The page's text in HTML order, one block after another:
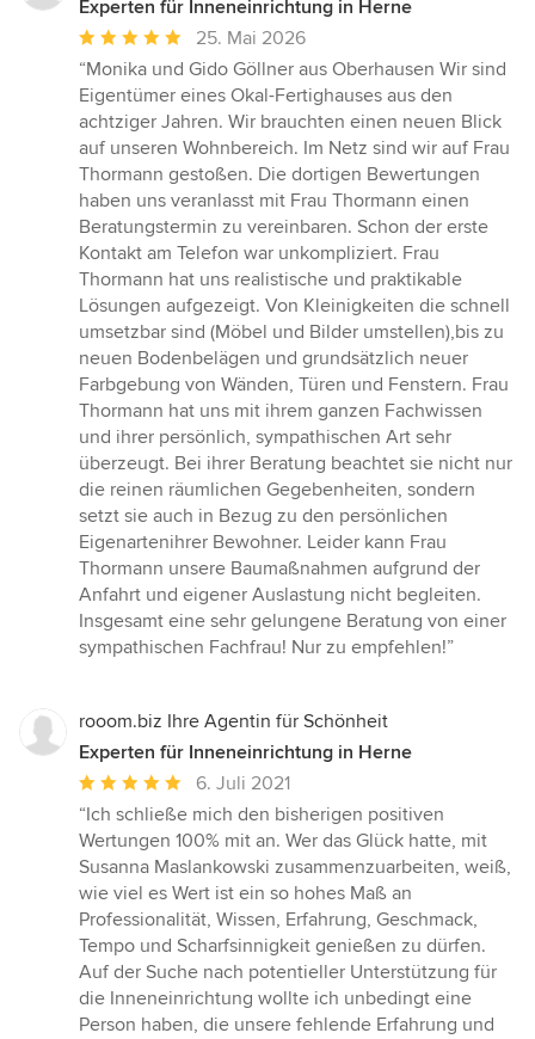
Experten für Inneneinrichtung in Herne
Durchschnittliche
Bewertung:
5
von
5
Sternen
25. Mai 2026
“Monika und Gido Göllner aus Oberhausen Wir sind
Eigentümer eines Okal-Fertighauses aus den
achtziger Jahren. Wir brauchten einen neuen Blick
auf unseren Wohnbereich. Im Netz sind wir auf Frau
Thormann gestoßen. Die dortigen Bewertungen
haben uns veranlasst mit Frau Thormann einen
Beratungstermin zu vereinbaren. Schon der erste
Kontakt am Telefon war unkompliziert. Frau
Thormann hat uns realistische und praktikable
Lösungen aufgezeigt. Von Kleinigkeiten die schnell
umsetzbar sind (Möbel und Bilder umstellen),bis zu
neuen Bodenbelägen und grundsätzlich neuer
Farbgebung von Wänden, Türen und Fenstern. Frau
Thormann hat uns mit ihrem ganzen Fachwissen
und ihrer persönlich, sympathischen Art sehr
überzeugt. Bei ihrer Beratung beachtet sie nicht nur
die reinen räumlichen Gegebenheiten, sondern
setzt sie auch in Bezug zu den persönlichen
Eigenartenihrer Bewohner. Leider kann Frau
Thormann unsere Baumaßnahmen aufgrund der
Anfahrt und eigener Auslastung nicht begleiten.
Insgesamt eine sehr gelungene Beratung von einer
sympathischen Fachfrau! Nur zu empfehlen!”
rooom.biz Ihre Agentin für Schönheit
Experten für Inneneinrichtung in Herne
Durchschnittliche
Bewertung:
5
von
5
Sternen
6. Juli 2021
“Ich schließe mich den bisherigen positiven
Wertungen 100% mit an. Wer das Glück hatte, mit
Susanna Maslankowski zusammenzuarbeiten, weiß,
wie viel es Wert ist ein so hohes Maß an
Professionalität, Wissen, Erfahrung, Geschmack,
Tempo und Scharfsinnigkeit genießen zu dürfen.
Auf der Suche nach potentieller Unterstützung für
die Inneneinrichtung wollte ich unbedingt eine
Person haben, die unsere fehlende Erfahrung und